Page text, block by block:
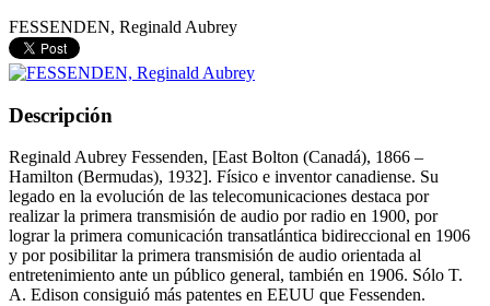
FESSENDEN, Reginald Aubrey
Descripción
Reginald Aubrey Fessenden, [East Bolton (Canadá), 1866 –
Hamilton (Bermudas), 1932]. Físico e inventor canadiense. Su
legado en la evolución de las telecomunicaciones destaca por
realizar la primera transmisión de audio por radio en 1900, por
lograr la primera comunicación transatlántica bidireccional en 1906
y por posibilitar la primera transmisión de audio orientada al
entretenimiento ante un público general, también en 1906. Sólo T.
A. Edison consiguió más patentes en EEUU que Fessenden.